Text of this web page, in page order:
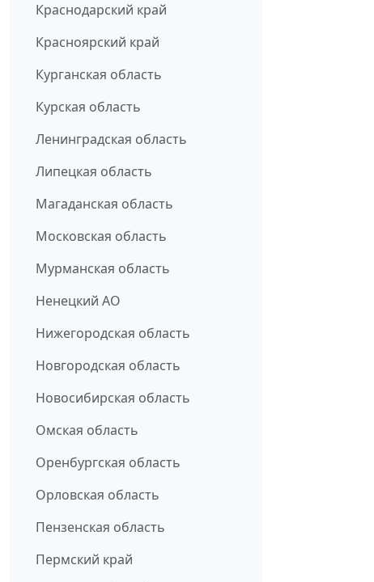
Краснодарский край
Красноярский край
Курганская область
Курская область
Ленинградская область
Липецкая область
Магаданская область
Московская область
Мурманская область
Ненецкий АО
Нижегородская область
Новгородская область
Новосибирская область
Омская область
Оренбургская область
Орловская область
Пензенская область
Пермский край